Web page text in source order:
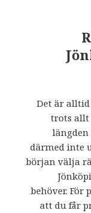
Det är
trots allt
därmed inte
början välja
behöver. För
att du får